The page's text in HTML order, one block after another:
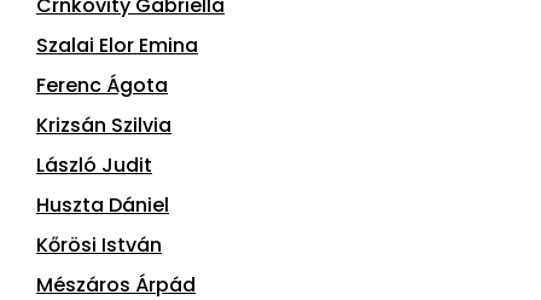
Szalai Elor Emina
Ferenc Ágota
Krizsán Szilvia
László Judit
Huszta Dániel
Kőrösi István
Mészáros Árpád